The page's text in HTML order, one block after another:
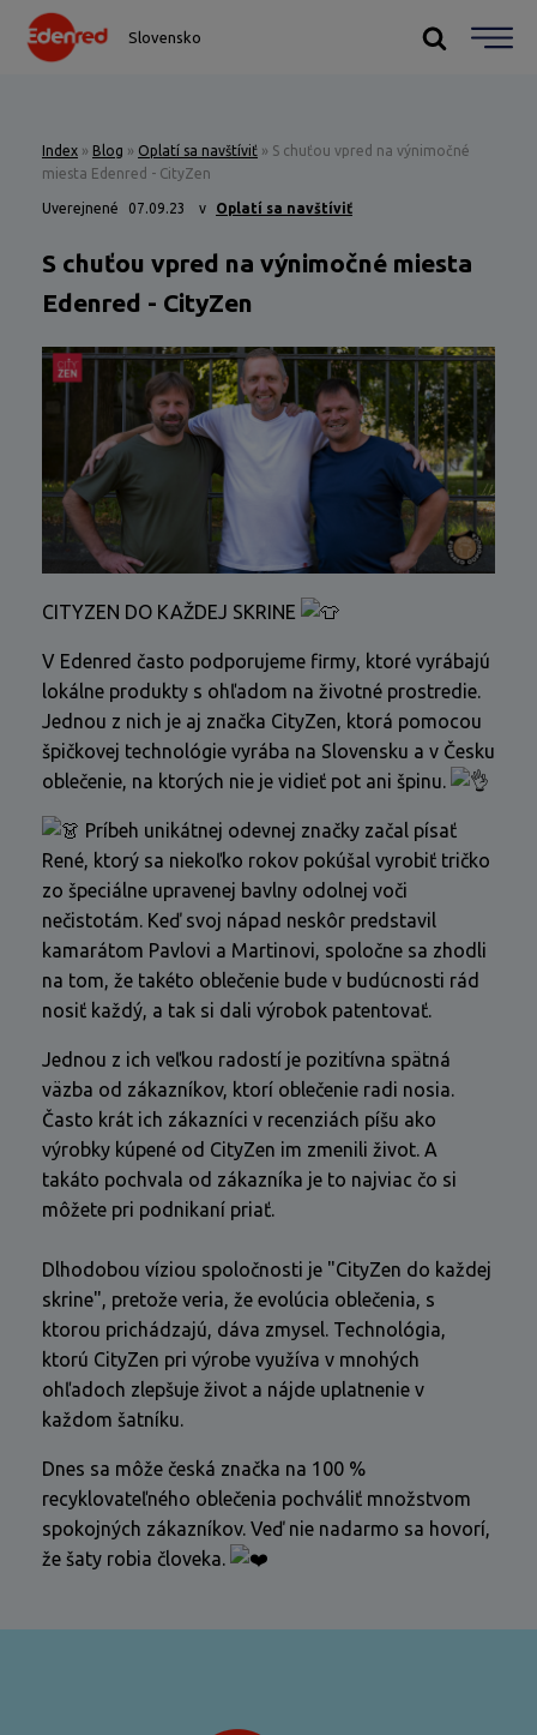
Slovensko
Index » Blog » Oplatí sa navštíviť » S chuťou vpred na výnimočné
miesta Edenred - CityZen
Uverejnené 07.09.23 v Oplatí sa navštíviť
S chuťou vpred na výnimočné miesta
Edenred - CityZen
CITYZEN DO KAŽDEJ SKRINE
V Edenred často podporujeme firmy, ktoré vyrábajú
lokálne produkty s ohľadom na životné prostredie.
Jednou z nich je aj značka CityZen, ktorá pomocou
špičkovej technológie vyrába na Slovensku a v Česku
oblečenie, na ktorých nie je vidieť pot ani špinu.
Príbeh unikátnej odevnej značky začal písať
René, ktorý sa niekoľko rokov pokúšal vyrobiť tričko
zo špeciálne upravenej bavlny odolnej voči
nečistotám. Keď svoj nápad neskôr predstavil
kamarátom Pavlovi a Martinovi, spoločne sa zhodli
na tom, že takéto oblečenie bude v budúcnosti rád
nosiť každý, a tak si dali výrobok patentovať.
Jednou z ich veľkou radostí je pozitívna spätná
väzba od zákazníkov, ktorí oblečenie radi nosia.
Často krát ich zákazníci v recenziách píšu ako
výrobky kúpené od CityZen im zmenili život. A
takáto pochvala od zákazníka je to najviac čo si
môžete pri podnikaní priať.
Dlhodobou víziou spoločnosti je "CityZen do každej
skrine", pretože veria, že evolúcia oblečenia, s
ktorou prichádzajú, dáva zmysel. Technológia,
ktorú CityZen pri výrobe využíva v mnohých
ohľadoch zlepšuje život a nájde uplatnenie v
každom šatníku.
Dnes sa môže česká značka na 100 %
recyklovateľného oblečenia pochváliť množstvom
spokojných zákazníkov. Veď nie nadarmo sa hovorí,
že šaty robia človeka.